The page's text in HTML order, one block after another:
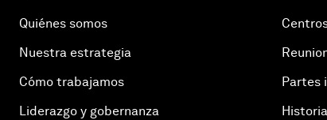
Quiénes somos
Nuestra estrategia
Cómo trabajamos
Liderazgo y gobernanza
Partes